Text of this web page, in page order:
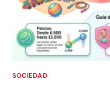
SOCIEDAD